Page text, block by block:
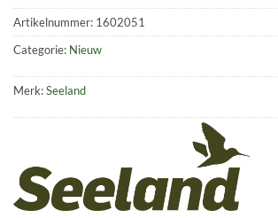
Artikelnummer: 1602051
Categorie: Nieuw
Merk:Seeland